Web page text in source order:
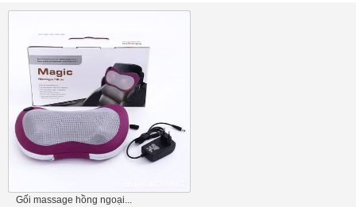
Gối massage hồng ngoại...